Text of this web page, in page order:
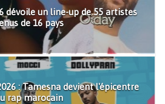
dévoile un line-up de 55 artistes
de 16 pays
: Tamesna devient l'épicentre
rap marocain